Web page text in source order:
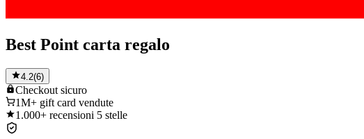
Best Point carta regalo
4.2(6)
Checkout sicuro
1M+ gift card vendute
1.000+ recensioni 5 stelle